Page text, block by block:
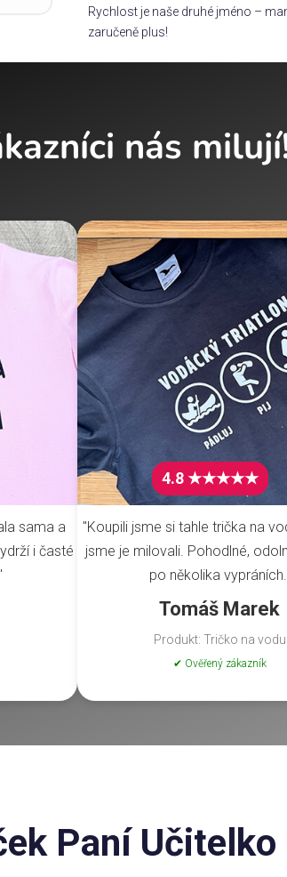
Rychlost je naše druhé jméno –
zaručeně plus!
nás
sama a
i časté
4.8 ★★★★★
"Koupili jsme si tahle trička na
jsme je milovali. Pohodlné,
po několika
Tomáš Marek
Produkt: Tričko na vodu
✔ Ověřený zákazník
Paní Učitelko